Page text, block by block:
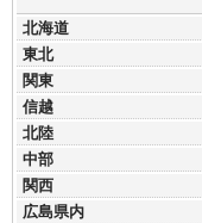
北海道
東北
関東
信越
北陸
中部
関西
広島県内